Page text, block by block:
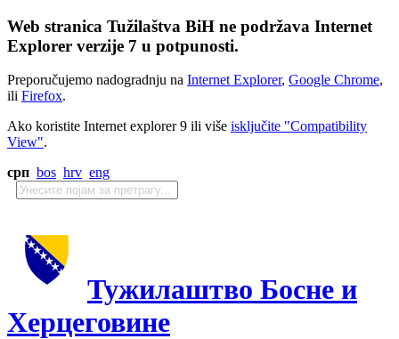
Web stranica Tužilaštva BiH ne podržava Internet
Explorer verzije 7 u potpunosti.
Preporučujemo nadogradnju na Internet Explorer, Google Chrome,
ili Firefox.
Ako koristite Internet explorer 9 ili više isključite "Compatibility
View".
срп bos hrv eng
Тужилаштво Босне и
Херцеговине